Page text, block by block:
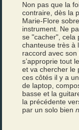
Non pas que la
contraire, dès la
Marie-Flore
instrument. Ne
se "cacher", cela
chanteuse très à
raccord avec
s’approprie tout
et va chercher le
ces côtés il y a
de laptop,
basse et la
la précédente
par un solo bien